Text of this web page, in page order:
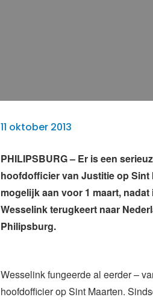
11 oktober 2013
PHILIPSBURG – Er is een
hoofdofficier van Justitie op Sint
mogelijk aan voor 1 maart,
Wesselink terugkeert naar
Philipsburg.
Wesselink fungeerde al eerder –
hoofdofficier op Sint Maarten.